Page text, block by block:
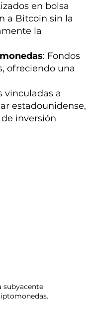
en bolsa
a Bitcoin sin la
la
: Fondos
ofreciendo una
vinculadas a
estadounidense,
inversión
subyacente